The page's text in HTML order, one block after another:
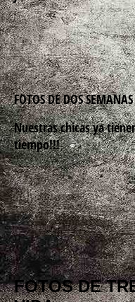
FOTOS DE DOS
Nuestras chicas ya
tiempo!!!
FOTOS DE